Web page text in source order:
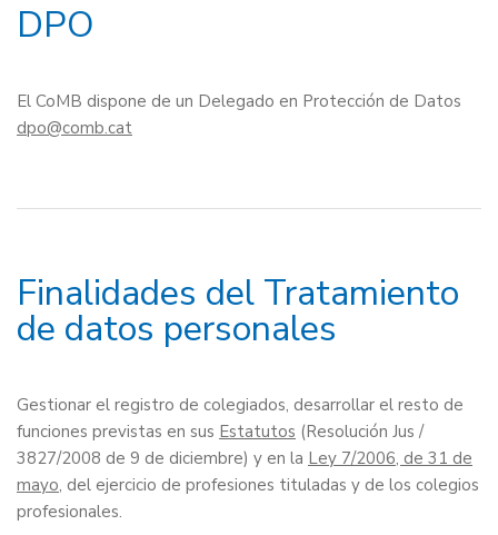
DPO
El CoMB dispone de un Delegado en Protección de Datos
dpo
Finalidades del Tratamiento
de datos personales
Gestionar el registro de colegiados, desarrollar el resto de
funciones previstas en sus Estatutos (Resolución Jus /
3827/2008 de 9 de diciembre) y en la Ley 7/2006, de 31 de
mayo, del ejercicio de profesiones tituladas y de los colegios
profesionales.